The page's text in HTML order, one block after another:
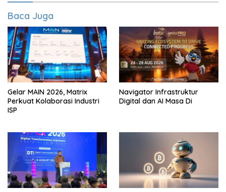
Baca Juga
Gelar MAIN 2026, Matrix
Perkuat Kolaborasi Industri
ISP
Navigator Infrastruktur
Digital dan AI Masa Di